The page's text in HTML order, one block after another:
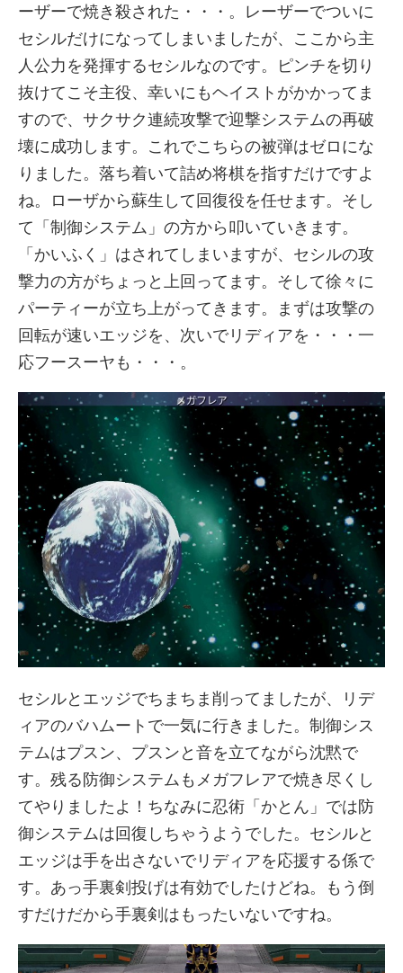
ーザーで焼き殺された・・・。レーザーでついに
セシルだけになってしまいましたが、ここから主
人公力を発揮するセシルなのです。ピンチを切り
抜けてこそ主役、幸いにもヘイストがかかってま
すので、サクサク連続攻撃で迎撃システムの再破
壊に成功します。これでこちらの被弾はゼロにな
りました。落ち着いて詰め将棋を指すだけですよ
ね。ローザから蘇生して回復役を任せます。そし
て「制御システム」の方から叩いていきます。
「かいふく」はされてしまいますが、セシルの攻
撃力の方がちょっと上回ってます。そして徐々に
パーティーが立ち上がってきます。まずは攻撃の
回転が速いエッジを、次いでリディアを・・・一
応フースーヤも・・・。
セシルとエッジでちまちま削ってましたが、リデ
ィアのバハムートで一気に行きました。制御シス
テムはプスン、プスンと音を立てながら沈黙で
す。残る防御システムもメガフレアで焼き尽くし
てやりましたよ！ちなみに忍術「かとん」では防
御システムは回復しちゃうようでした。セシルと
エッジは手を出さないでリディアを応援する係で
す。あっ手裏剣投げは有効でしたけどね。もう倒
すだけだから手裏剣はもったいないですね。